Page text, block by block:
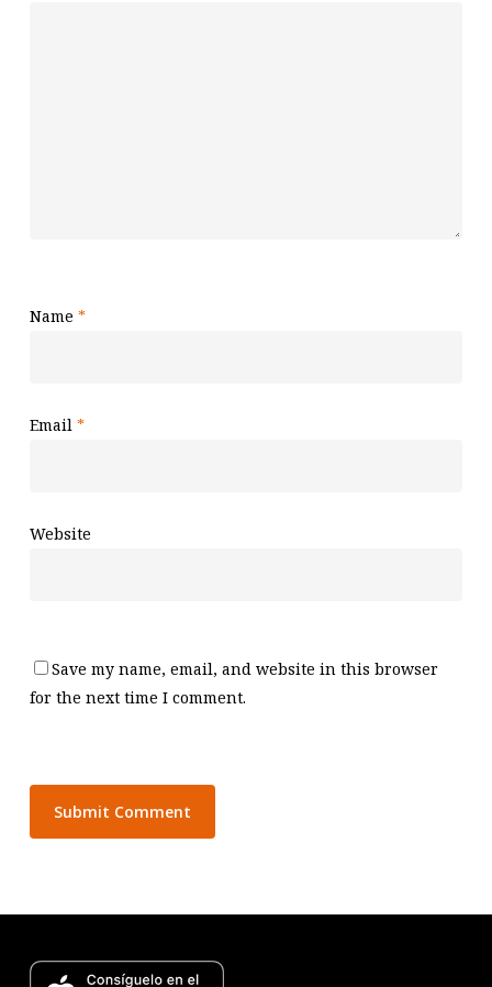
Name *
Email *
Website
Save my name, email, and website in this browser
for the next time I comment.